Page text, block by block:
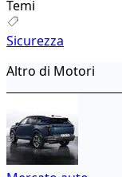
Temi
Sicurezza
Altro di Motori